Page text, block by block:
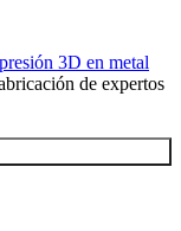
3D en metal
de expertos